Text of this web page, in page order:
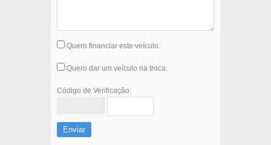
Quero financiar este veículo.
Quero dar um veículo na troca.
Código de Verificação:
Enviar